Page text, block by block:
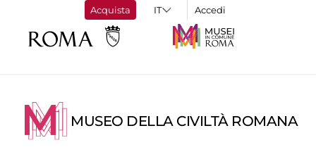
Acquista Accedi
MUSEO DELLA CIVILTÀ ROMANA